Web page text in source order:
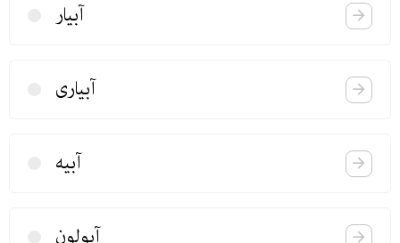
آبیار
آبیاری
آبیه
آپولون